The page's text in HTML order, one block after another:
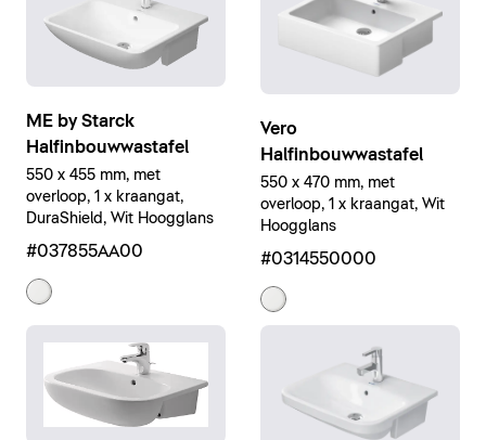
ME by Starck
Halfinbouwwastafel
550 x 455 mm, met
overloop, 1 x kraangat,
DuraShield, Wit Hoogglans
#037855AA00
Vero
Halfinbouwwastafel
550 x 470 mm, met
overloop, 1 x kraangat, Wit
Hoogglans
#0314550000